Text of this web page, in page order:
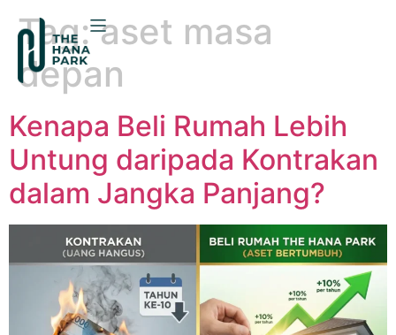
Tag:aset masa
depan
Kenapa Beli Rumah Lebih
Untung daripada Kontrakan
dalam Jangka Panjang?